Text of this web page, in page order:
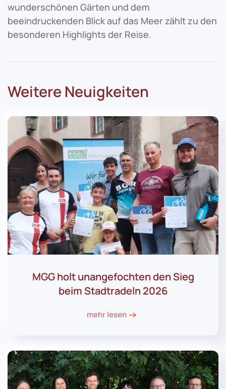
wunderschönen Gärten und dem
beeindruckenden Blick auf das Meer zählt zu den
besonderen Highlights der Reise.
Weitere Neuigkeiten
MGG holt unangefochten den Sieg
beim Stadtradeln 2026
mehr lesen